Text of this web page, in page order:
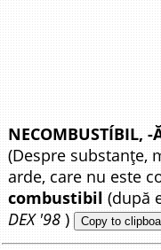
NECOMBUSTÍBIL, -
(Despre substanțe,
arde, care nu este
combustibil (după
DEX '98 ) Copy to